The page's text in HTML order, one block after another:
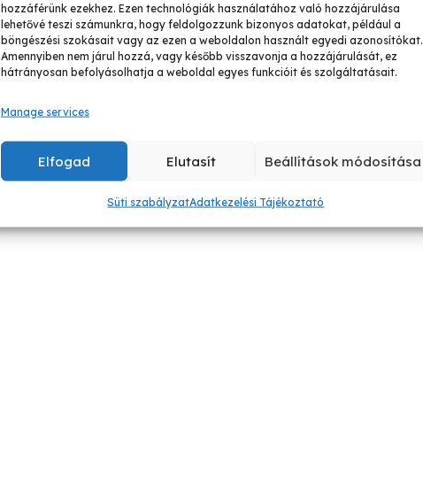
hozzáférünk ezekhez. Ezen technológiák használatához való hozzájárulása
lehetővé teszi számunkra, hogy feldolgozzunk bizonyos adatokat, például a
böngészési szokásait vagy az ezen a weboldalon használt egyedi azonosítókat.
Amennyiben nem járul hozzá, vagy később visszavonja a hozzájárulását, ez
hátrányosan befolyásolhatja a weboldal egyes funkcióit és szolgáltatásait.
Manage services
Elfogad Elutasít Beállítások módosítása
Süti szabályzatAdatkezelési Tájékoztató